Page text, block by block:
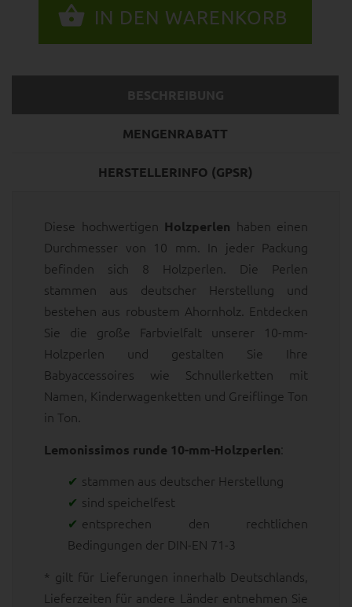
BESCHREIBUNG
MENGENRABATT
HERSTELLERINFO (GPSR)
Diese hochwertigen Holzperlen haben einen
Durchmesser von 10 mm. In jeder Packung
befinden sich 8 Holzperlen. Die Perlen
stammen aus deutscher Herstellung und
bestehen aus robustem Ahornholz. Entdecken
Sie die große Farbvielfalt unserer 10-mm-
Holzperlen und gestalten Sie Ihre
Babyaccessoires wie Schnullerketten mit
Namen, Kinderwagenketten und Greiflinge Ton
in Ton.
Lemonissimos runde 10-mm-Holzperlen
stammen aus deutscher Herstellung
sind speichelfest
entsprechen den rechtlichen
Bedingungen der DIN-EN 71-3
* gilt für Lieferungen innerhalb Deutschlands,
Lieferzeiten für andere Länder entnehmen Sie